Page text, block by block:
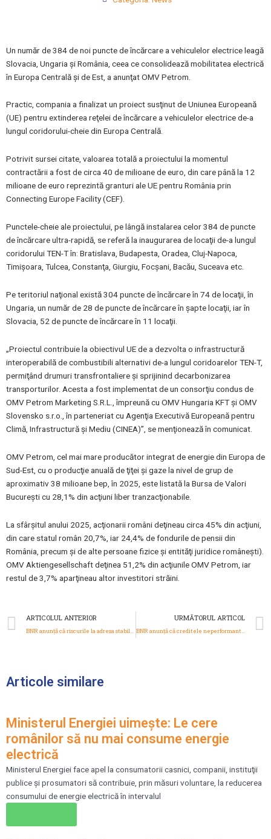
Un număr de 384 de noi puncte de încărcare a vehiculelor electrice leagă
Slovacia, Ungaria şi România, ceea ce consolidează mobilitatea electrică
în Europa Centrală şi de Est, a anunţat OMV Petrom.
Practic, compania a finalizat un proiect susţinut de Uniunea Europeană
(UE) pentru extinderea reţelei de încărcare a vehiculelor electrice de-a
lungul coridorului-cheie din Europa Centrală.
Potrivit sursei citate, valoarea totală a proiectului la momentul
contractării a fost de circa 40 de milioane de euro, din care până la 12
milioane de euro reprezintă granturi ale UE pentru România prin
Connecting Europe Facility (CEF).
Punctele-cheie ale proiectului, pe lângă instalarea celor 384 de puncte
de încărcare ultra-rapidă, se referă la inaugurarea de locaţii de-a lungul
coridorului TEN-T în: Bratislava, Budapesta, Oradea, Cluj-Napoca,
Timişoara, Tulcea, Constanţa, Giurgiu, Focşani, Bacău, Suceava etc.
Pe teritoriul naţional există 304 puncte de încărcare în 74 de locaţii, în
Ungaria, un număr de 28 de puncte de încărcare în şapte locaţii, iar în
Slovacia, 52 de puncte de încărcare în 11 locaţii.
„Proiectul contribuie la obiectivul UE de a dezvolta o infrastructură
interoperabilă de combustibili alternativi de-a lungul coridoarelor TEN-T,
permiţând drumuri transfrontaliere şi sprijinind decarbonizarea
transporturilor. Acesta a fost implementat de un consorţiu condus de
OMV Petrom Marketing S.R.L., împreună cu OMV Hungaria KFT şi OMV
Slovensko s.r.o., în parteneriat cu Agenţia Executivă Europeană pentru
Climă, Infrastructură şi Mediu (CINEA)”, se menţionează în comunicat.
OMV Petrom, cel mai mare producător integrat de energie din Europa de
Sud-Est, cu o producţie anuală de ţiţei şi gaze la nivel de grup de
aproximativ 38 milioane bep, în 2025, este listată la Bursa de Valori
Bucureşti cu 28,1% din acţiuni liber tranzacţionabile.
La sfârşitul anului 2025, acţionarii români deţineau circa 45% din acţiuni,
din care statul român 20,7%, iar 24,4% de fondurile de pensii din
România, precum şi de alte persoane fizice şi entităţi juridice româneşti).
OMV Aktiengesellschaft deţinea 51,2% din acţiunile OMV Petrom, iar
restul de 3,7% aparţineau altor investitori străini.
Prev
ARTICOLUL ANTERIOR
BNR anunță că riscurile la adresa stabilităţii financiare se menţin ridicate, pe fondul dezechilibrelor interne şi al tensiunilor geopolitice
URMĂTORUL ARTICOL
BNR anunță că creditele neperformante ale companiilor au urcat la 5,6%
Articole similare
Ministerul Energiei uimește: Le cere
românilor să nu mai consume energie
electrică
Ministerul Energiei face apel la consumatorii casnici, companii, instituţii
publice şi prosumatori să contribuie, prin măsuri voluntare, la reducerea
consumului de energie electrică în intervalul